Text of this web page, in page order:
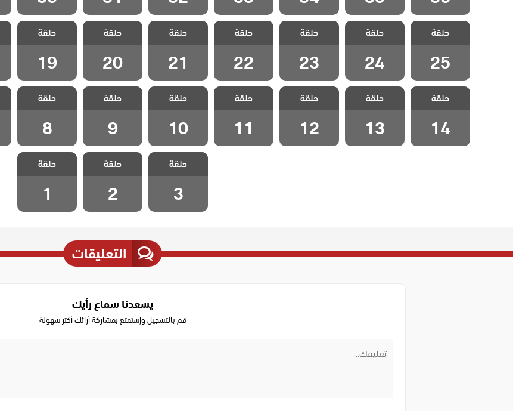
مسلسل ياسمين
مدبلج الحلقة 25
حلقة
25
مسلسل ياسمين
مدبلج الحلقة 24
حلقة
24
مسلسل ياسمين
مدبلج الحلقة 23
حلقة
23
مسلسل ياسمين
مدبلج الحلقة 22
حلقة
22
مسلسل ياسمين
مدبلج الحلقة 21
حلقة
21
مسلسل ياسمين
مدبلج الحلقة 20
حلقة
20
مسلسل ياسمين
مدبلج الحلقة 19
حلقة
19
مسلسل ياسمين
مدبلج الحلقة 14
حلقة
14
مسلسل ياسمين
مدبلج الحلقة 13
حلقة
13
مسلسل ياسمين
مدبلج الحلقة 12
حلقة
12
مسلسل ياسمين
مدبلج الحلقة 11
حلقة
11
مسلسل ياسمين
مدبلج الحلقة 10
حلقة
10
مسلسل ياسمين
مدبلج الحلقة 9
حلقة
9
مسلسل ياسمين
مدبلج الحلقة 8
حلقة
8
مسلسل ياسمين
مدبلج الحلقة 3
حلقة
3
مسلسل ياسمين
مدبلج الحلقة 2
حلقة
2
مسلسل ياسمين
مدبلج الحلقة 1
حلقة
1
التعليقات
يسعدنا سماع رأيك
قم بالتسجيل وإستمتع بمشاركة أرائك أكثر سهولة